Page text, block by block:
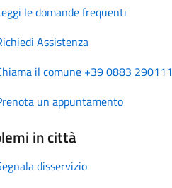
le domande frequenti
Assistenza
il comune +39 0883 290111
un appuntamento
in città
disservizio